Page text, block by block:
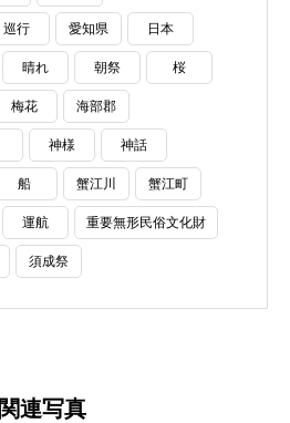
巡行 愛知県 日本
晴れ 朝祭 桜
梅花 海部郡
神様 神話
船 蟹江川 蟹江町
運航 重要無形民俗文化財
須成祭
関連写真